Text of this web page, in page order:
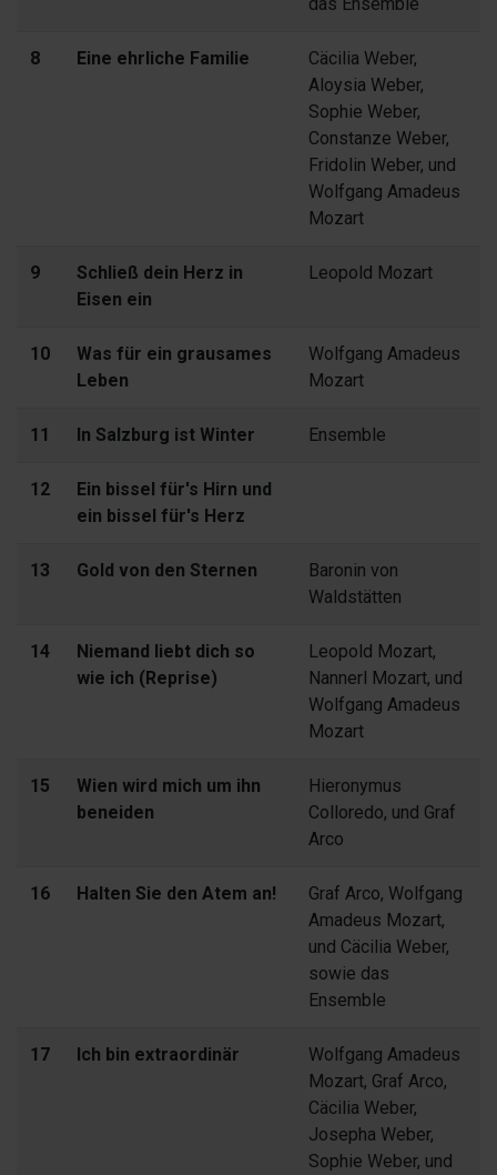
8 Eine ehrliche Familie
Cäcilia Weber,
Aloysia Weber,
Sophie Weber,
Constanze Weber,
Fridolin Weber, und
Wolfgang Amadeus
Mozart
9
Schließ dein Herz in
Eisen ein
Leopold Mozart
10
Was für ein grausames
Leben
Wolfgang Amadeus
Mozart
11 In Salzburg ist Winter Ensemble
12
Ein bissel für's Hirn und
ein bissel für's Herz
13 Gold von den Sternen
Baronin von
Waldstätten
14
Niemand liebt dich so
wie ich (Reprise)
Leopold Mozart,
Nannerl Mozart, und
Wolfgang Amadeus
Mozart
15
Wien wird mich um ihn
beneiden
Hieronymus
Colloredo, und Graf
Arco
16 Halten Sie den Atem an!
Graf Arco, Wolfgang
Amadeus Mozart,
und Cäcilia Weber,
sowie das
Ensemble
17 Ich bin extraordinär
Wolfgang Amadeus
Mozart, Graf Arco,
Cäcilia Weber,
Josepha Weber,
Sophie Weber, und